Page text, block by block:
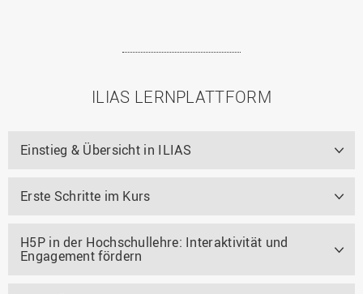
ILIAS LERNPLATTFORM
Einstieg & Übersicht in ILIAS
Erste Schritte im Kurs
H5P in der Hochschullehre: Interaktivität und
Engagement fördern